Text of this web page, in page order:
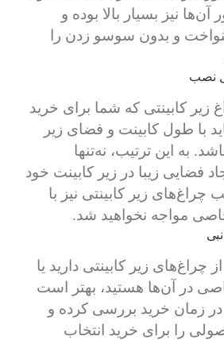
آن‌ها نیز بسیار بالا بوده و
و بدون سوسو زدن را
زیر کابینتی که شما برای خرید
با طول کابینت و فضای زیر
به این ترتیب، نه‌تنها
فضایی زیبا در زیر کابینت خود
چراغ‌های زیر کابینتی نیز با
مواجه نخواهید شد.
چراغ‌های زیر کابینتی دارید یا
در آن‌ها هستید، بهتر است
در زمان خرید بررسی کرده و
را برای خرید انتخاب